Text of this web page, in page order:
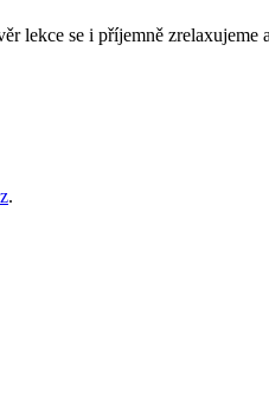
lekce se i příjemně zrelaxujeme
.